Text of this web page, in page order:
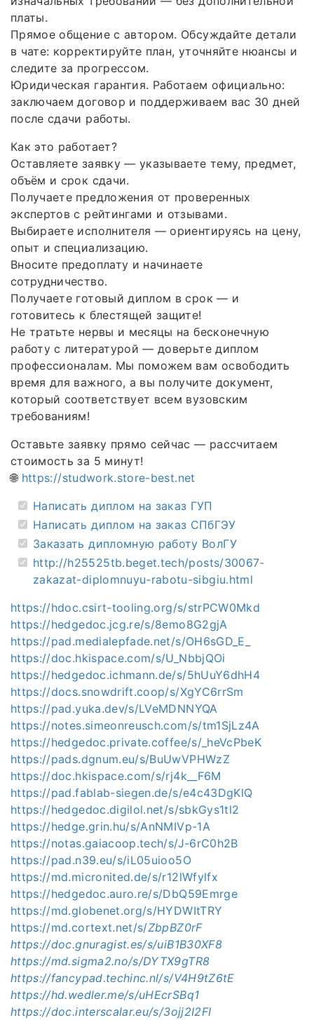
платы.
Прямое общение с автором. Обсуждайте детали
в чате: корректируйте план, уточняйте нюансы и
следите за прогрессом.
Юридическая гарантия. Работаем официально:
заключаем договор и поддерживаем вас 30 дней
после сдачи работы.
Как это работает?
Оставляете заявку — указываете тему, предмет,
объём и срок сдачи.
Получаете предложения от проверенных
экспертов с рейтингами и отзывами.
Выбираете исполнителя — ориентируясь на цену,
опыт и специализацию.
Вносите предоплату и начинаете
сотрудничество.
Получаете готовый диплом в срок — и
готовитесь к блестящей защите!
Не тратьте нервы и месяцы на бесконечную
работу с литературой — доверьте диплом
профессионалам. Мы поможем вам освободить
время для важного, а вы получите документ,
который соответствует всем вузовским
требованиям!
Оставьте заявку прямо сейчас — рассчитаем
стоимость за 5 минут!
🌐 https://studwork.store-best.net
Написать диплом на заказ ГУП
Написать диплом на заказ СПбГЭУ
Заказать дипломную работу ВолГУ
http://h25525tb.beget.tech/posts/30067-
zakazat-diplomnuyu-rabotu-sibgiu.html
https://hdoc.csirt-tooling.org/s/strPCW0Mkd
https://hedgedoc.jcg.re/s/8emo8G2gjA
https://pad.medialepfade.net/s/OH6sGD_E_
https://doc.hkispace.com/s/U_NbbjQOi
https://hedgedoc.ichmann.de/s/5hUuY6dhH4
https://docs.snowdrift.coop/s/XgYC6rrSm
https://pad.yuka.dev/s/LVeMDNNYQA
https://notes.simeonreusch.com/s/tm1SjLz4A
https://hedgedoc.private.coffee/s/_heVcPbeK
https://pads.dgnum.eu/s/BuUwVPHWzZ
https://doc.hkispace.com/s/rj4k__F6M
https://pad.fablab-siegen.de/s/e4c43DgKlQ
https://hedgedoc.digilol.net/s/sbkGys1tl2
https://hedge.grin.hu/s/AnNMIVp-1A
https://notas.gaiacoop.tech/s/J-6rC0h2B
https://pad.n39.eu/s/iL05uioo5O
https://md.micronited.de/s/r12lWfylfx
https://hedgedoc.auro.re/s/DbQ59Emrge
https://md.globenet.org/s/HYDWItTRY
https://md.cortext.net/s/ZbpBZ0rF
https://doc.gnuragist.es/s/uiB1B30XF8
https://md.sigma2.no/s/DYTX9gTR8
https://fancypad.techinc.nl/s/V4H9tZ6tE
https://hd.wedler.me/s/uHEcrSBq1
https://doc.interscalar.eu/s/3ojj2I2FI